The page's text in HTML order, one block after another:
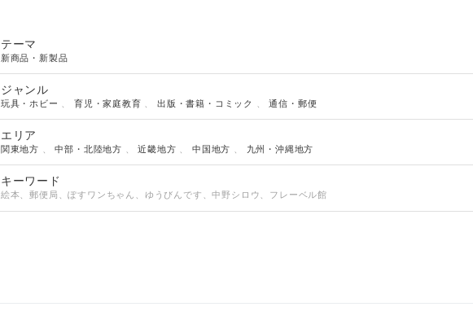
テーマ
新商品・新製品
ジャンル
玩具・ホビー 、育児・家庭教育 、出版・書籍・コミック 、通信・郵便
エリア
関東地方 、中部・北陸地方 、近畿地方 、中国地方 九州・沖縄地方
キーワード
絵本、郵便局、ぽすワンちゃん、ゆうびんです、中野シロウ、フレーベル館